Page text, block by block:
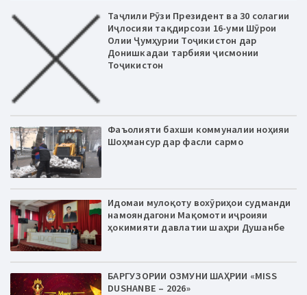
Таҷлили Рӯзи Президент ва 30 солагии
Иҷлосияи тақдирсози 16-уми Шӯрои
Олии Ҷумҳурии Тоҷикистон дар
Донишкадаи тарбияи ҷисмонии
Тоҷикистон
Фаъолияти бахши коммуналии ноҳияи
Шоҳмансур дар фасли сармо
Идомаи мулоқоту вохӯриҳои судманди
намояндагони Мақомоти иҷроияи
ҳокимияти давлатии шаҳри Душанбе
БАРГУЗОРИИ ОЗМУНИ ШАҲРИИ «MISS
DUSHANBE – 2026»